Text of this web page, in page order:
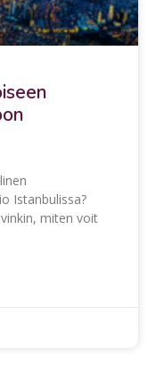
Istanbulissa?
miten voit